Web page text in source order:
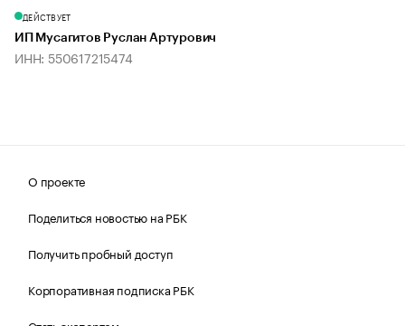
ДЕЙСТВУЕТ
ИП Мусагитов Руслан Артурович
ИНН: 550617215474
О проекте
Поделиться новостью на РБК
Получить пробный доступ
Корпоративная подписка РБК